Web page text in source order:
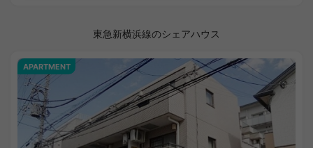
東急新横浜線のシェアハウス
APARTMENT